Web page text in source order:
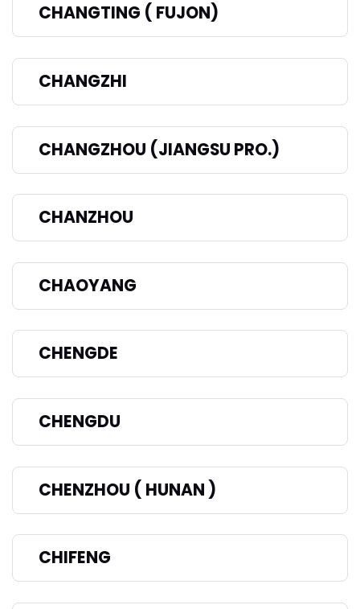
CHANGTING ( FUJON)
CHANGZHI
CHANGZHOU (JIANGSU PRO.)
CHANZHOU
CHAOYANG
CHENGDE
CHENGDU
CHENZHOU ( HUNAN )
CHIFENG